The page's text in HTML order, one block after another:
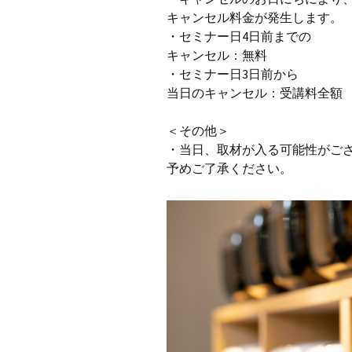
キャンセル料金が発生します。
・セミナー日4日前までの
キャンセル：無料
・セミナー日3日前から
当日のキャンセル：受講料全額
＜その他＞
・当日、取材が入る可能性がご
予めご了承ください。